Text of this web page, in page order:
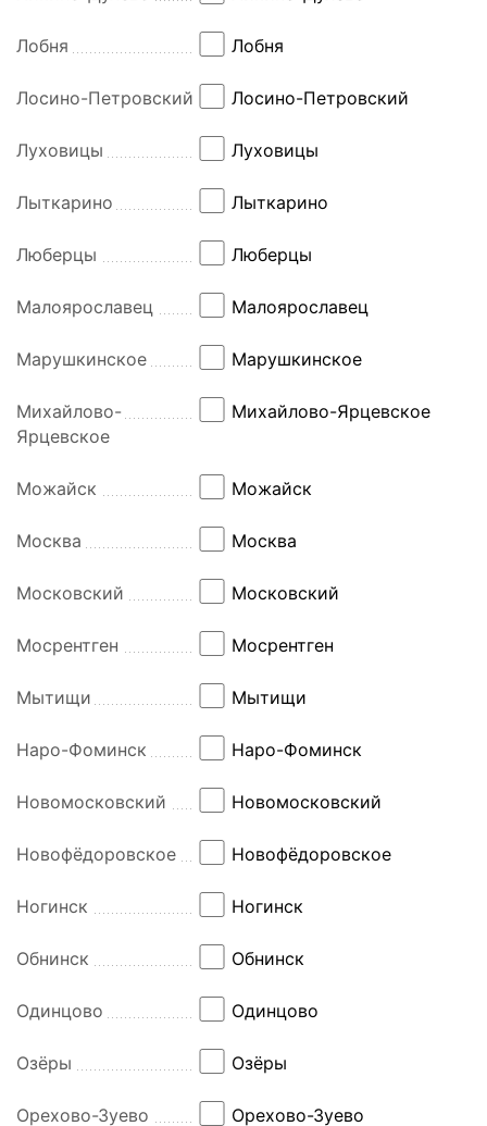
Лобня Лобня
Лосино-Петровский Лосино-Петровский
Луховицы Луховицы
Лыткарино Лыткарино
Люберцы Люберцы
Малоярославец Малоярославец
Марушкинское Марушкинское
Михайлово-
Ярцевское
Михайлово-Ярцевское
Можайск Можайск
Москва Москва
Московский Московский
Мосрентген Мосрентген
Мытищи Мытищи
Наро-Фоминск Наро-Фоминск
Новомосковский Новомосковский
Новофёдоровское Новофёдоровское
Ногинск Ногинск
Обнинск Обнинск
Одинцово Одинцово
Озёры Озёры
Орехово-Зуево Орехово-Зуево